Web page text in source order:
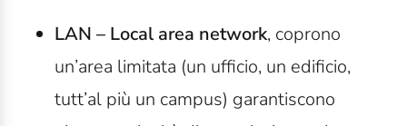
LAN – Local area network, coprono
un’area limitata (un ufficio, un edificio,
tutt’al più un campus) garantiscono